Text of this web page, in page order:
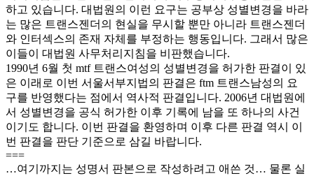
하고 있습니다. 대법원의 이런 요구는 공부상 성별변경을 바라
는 많은 트랜스젠더의 현실을 무시할 뿐만 아니라 트랜스젠더
와 인터섹스의 존재 자체를 부정하는 행동입니다. 그래서 많은
이들이 대법원 사무처리지침을 비판했습니다.
1990년 6월 첫 mtf 트랜스여성의 성별변경을 허가한 판결이 있
은 이래로 이번 서울서부지법의 판결은 ftm 트랜스남성의 요
구를 반영했다는 점에서 역사적 판결입니다. 2006년 대법원에
서 성별변경을 공식 허가한 이후 기록에 남을 또 하나의 사건
이기도 합니다. 이번 판결을 환영하며 이후 다른 판결 역시 이
번 판결을 판단 기준으로 삼길 바랍니다.
===
…여기까지는 성명서 판본으로 작성하려고 애쓴 것… 물론 실